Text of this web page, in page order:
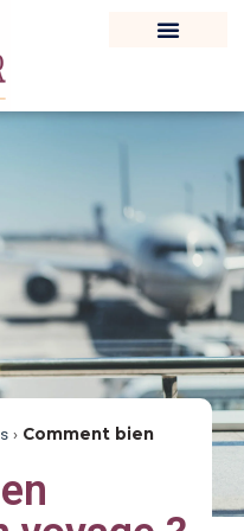
› Comment bien